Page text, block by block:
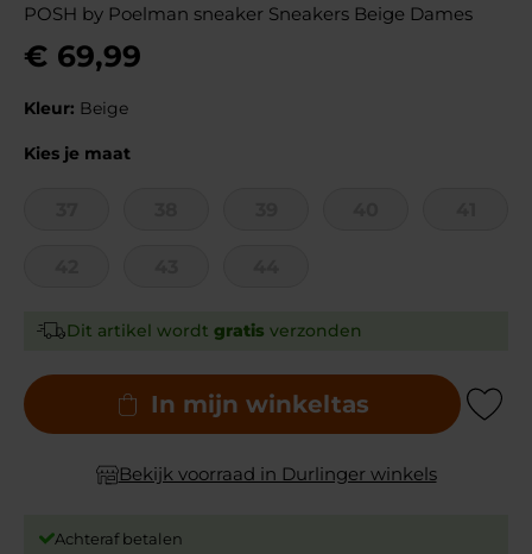
POSH by Poelman sneaker Sneakers Beige Dames
€ 69,99
Kleur: Beige
Kies je maat
Dit artikel wordt gratis verzonden
In mijn winkeltas Add to
Bekijk voorraad in Durlinger winkels
Achteraf betalen